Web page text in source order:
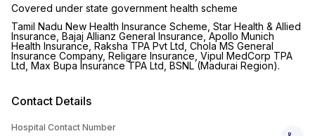
Covered under state government health scheme
Tamil Nadu New Health Insurance Scheme, Star Health & Allied
Insurance, Bajaj Allianz General Insurance, Apollo Munich
Health Insurance, Raksha TPA Pvt Ltd, Chola MS General
Insurance Company, Religare Insurance, Vipul MedCorp TPA
Ltd, Max Bupa Insurance TPA Ltd, BSNL (Madurai Region).
Contact Details
Hospital Contact Number